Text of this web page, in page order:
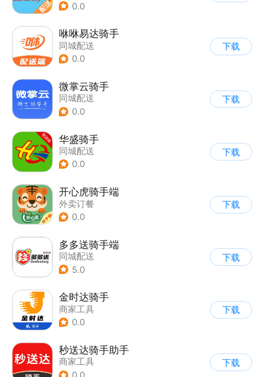
0.0
咻咻易达骑手
同城配送
0.0
下载
微掌云骑手
同城配送
0.0
下载
华盛骑手
同城配送
0.0
下载
开心虎骑手端
外卖订餐
0.0
下载
多多送骑手端
同城配送
5.0
下载
金时达骑手
商家工具
0.0
下载
秒送达骑手助手
商家工具
下载